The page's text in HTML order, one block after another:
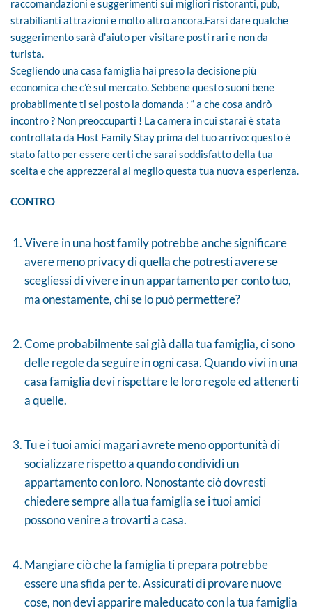
raccomandazioni e suggerimenti sui migliori ristoranti, pub,
strabilianti attrazioni e molto altro ancora.Farsi dare qualche
suggerimento sarà d'aiuto per visitare posti rari e non da
turista.
Scegliendo una casa famiglia hai preso la decisione più
economica che c’è sul mercato. Sebbene questo suoni bene
probabilmente ti sei posto la domanda : “ a che cosa andrò
incontro ? Non preoccuparti ! La camera in cui starai è stata
controllata da Host Family Stay prima del tuo arrivo: questo è
stato fatto per essere certi che sarai soddisfatto della tua
scelta e che apprezzerai al meglio questa tua nuova esperienza.
CONTRO
Vivere in una host family potrebbe anche significare
avere meno privacy di quella che potresti avere se
scegliessi di vivere in un appartamento per conto tuo,
ma onestamente, chi se lo può permettere?
Come probabilmente sai già dalla tua famiglia, ci sono
delle regole da seguire in ogni casa. Quando vivi in una
casa famiglia devi rispettare le loro regole ed attenerti
a quelle.
Tu e i tuoi amici magari avrete meno opportunità di
socializzare rispetto a quando condividi un
appartamento con loro. Nonostante ciò dovresti
chiedere sempre alla tua famiglia se i tuoi amici
possono venire a trovarti a casa.
Mangiare ciò che la famiglia ti prepara potrebbe
essere una sfida per te. Assicurati di provare nuove
cose, non devi apparire maleducato con la tua famiglia